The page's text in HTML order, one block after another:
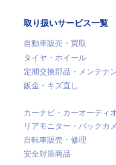
取り扱いサービス一覧
自動車販売・買取
タイヤ・ホイール
定期交換部品・メンテナ
鈑金・キズ直し
カーナビ・カーオーディ
リアモニター・バックカ
自転車販売・修理
安全対策商品